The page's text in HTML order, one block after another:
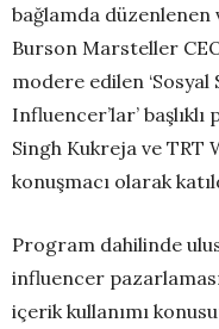
bağlamda düzenlenen
Burson Marsteller
modere edilen
Influencer’lar’
Singh Kukreja ve TRT
konuşmacı olarak
Program dahilinde
influencer
içerik kullanımı